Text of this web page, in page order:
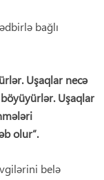
bağlı
Uşaqlar necə
Uşaqlar
olur”.
belə